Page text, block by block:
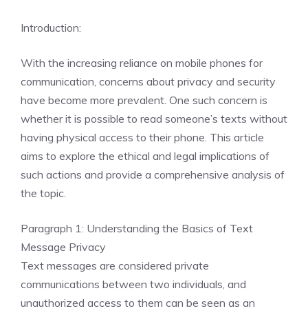
Introduction:
With the increasing reliance on mobile phones for
communication, concerns about privacy and security
have become more prevalent. One such concern is
whether it is possible to read someone’s texts without
having physical access to their phone. This article
aims to explore the ethical and legal implications of
such actions and provide a comprehensive analysis of
the topic.
Paragraph 1: Understanding the Basics of Text
Message Privacy
Text messages are considered private
communications between two individuals, and
unauthorized access to them can be seen as an